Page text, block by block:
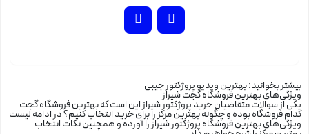
بیشتر بخوانید:بهترین ویدیو پروژکتور جیبی
ویژگی‌های بهترین فروشگاه گجت شیراز
یکی از سوالات متقاضیان خرید پروژکتور شیراز این است که بهترین فروشگاه گجت
کدام فروشگاه بوده و چگونه بهترین مرکز را برای خرید انتخاب کنیم؟ در ادامه لیست
ویژگی‌های بهترین فروشگاه پروژکتور شیراز را آورده و همچنین نکات انتخاب